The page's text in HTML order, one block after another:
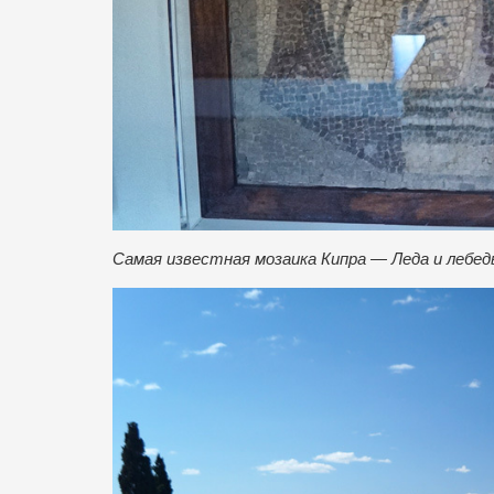
Самая известная мозаика Кипра — Леда и